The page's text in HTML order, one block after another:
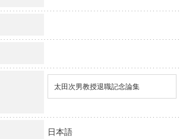
太田次男教授退職記念論集
日本語